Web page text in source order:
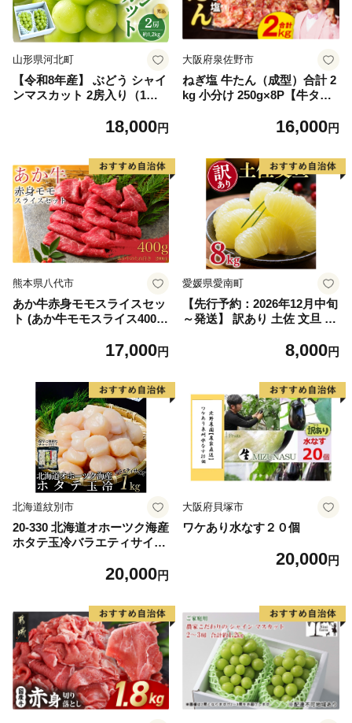
山形県河北町
【令和8年産】 ぶどう シャイ
ンマスカット 2房入り（1房6
産【山形eLab】 ka074-023-r
18,000円
大阪府泉佐野市
ねぎ塩 牛たん（成型）合計 2
kg 小分け 250g×8P【牛タン
16,000円
熊本県八代市
あか牛赤身モモスライスセッ
ト (あか牛モモスライス400
17,000円
愛媛県愛南町
【先行予約：2026年12月中旬
～発送】 訳あり 土佐 文旦 8k
ス) 8000円 わけあり ぶんたん
農家直送 期間限定 特産品 サ
イズミックス くらもとファー
ム 愛南町 愛媛県
8,000円
北海道紋別市
20-330 北海道オホーツク海産
ホタテ玉冷バラエティサイズ
20,000円
大阪府貝塚市
ワケあり水なす２０個
20,000円